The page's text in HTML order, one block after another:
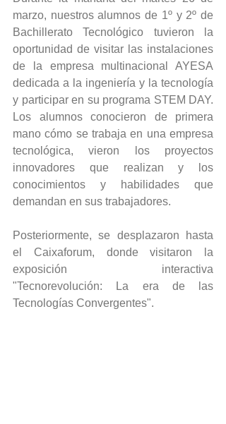
marzo, nuestros alumnos de 1º y 2º de
Bachillerato Tecnológico tuvieron la
oportunidad de visitar las instalaciones
de la empresa multinacional AYESA
dedicada a la ingeniería y la tecnología
y participar en su programa STEM DAY.
Los alumnos conocieron de primera
mano cómo se trabaja en una empresa
tecnológica, vieron los proyectos
innovadores que realizan y los
conocimientos y habilidades que
demandan en sus trabajadores.
Posteriormente, se desplazaron hasta
el Caixaforum, donde visitaron la
exposición interactiva
"Tecnorevolución: La era de las
Tecnologías Convergentes".